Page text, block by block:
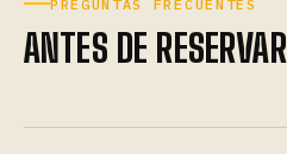
PREGUNTAS FRECUENTES
ANTES DE RESERVAR